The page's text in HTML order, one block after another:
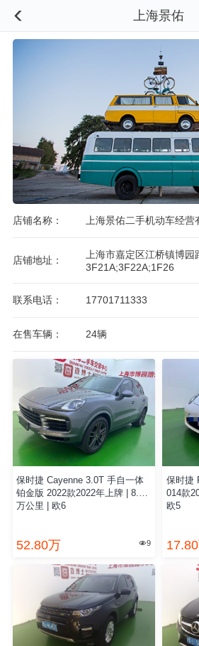
 上海景佑
店铺名称： 上海景佑二手机动车经营
店铺地址：
上海市嘉定区江桥镇博园
3F21A;3F22A;1F26
联系电话： 17701711333
在售车辆： 24辆
保时捷 Cayenne 3.0T 手自一体
铂金版 2022款2022年上牌 | 8.0
万公里 | 欧6
52.80万 9
保时捷
014款
欧5